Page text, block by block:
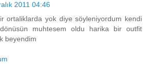
2011 04:46
ortaliklarda yok diye söyleniyordum kendi
muhtesem oldu harika bir outfit
beyendim